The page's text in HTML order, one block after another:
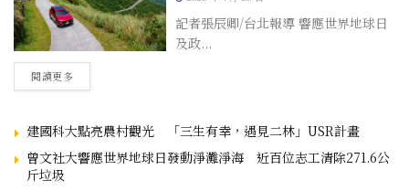
記者張辰卿/台北報導 響應世界地球日
及政...
閱讀更多
建國科大點亮農村觀光 「三生有幸，遇見二林」USR計畫
曾文社大響應世界地球日發動淨灘淨海 近百位志工清除271.6公
斤垃圾